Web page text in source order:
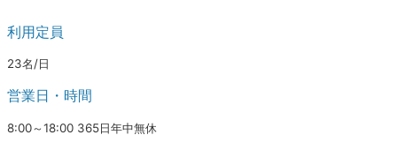
利用定員
23名/日
営業日・時間
8:00～18:00 365日年中無休